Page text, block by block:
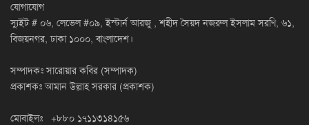
যোগাযোগ
স্যুইট # ০৬, লেভেল #০৯, ইস্টার্ন আরজু , শহীদ সৈয়দ নজরুল ইসলাম সরণি, ৬১,
বিজয়নগর, ঢাকা ১০০০, বাংলাদেশ।
সম্পাদকঃ সারোয়ার কবির (সম্পাদক)
প্রকাশকঃ আমান উল্লাহ সরকার (প্রকাশক)
মোবাইলঃ +৮৮০ ১৭১১৩১৪১৫৬